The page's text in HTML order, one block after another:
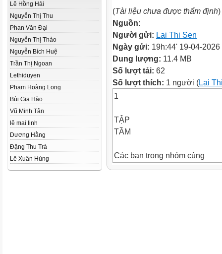
Lê Hồng Hải
Nguyễn Thị Thu
Phan Văn Đại
Nguyễn Thị Thảo
Nguyễn Bích Huệ
Trần Thị Ngoan
Lethiduyen
Phạm Hoàng Long
Bùi Gia Hào
Vũ Minh Tân
lê mai linh
Dương Hằng
Đặng Thu Trà
Lê Xuân Hùng
(Tài liệu chưa được thẩm định)
Nguồn:
Người gửi: Lai Thi Sen
Ngày gửi: 19h:44' 19-04-2026
Dung lượng: 11.4 MB
Số lượt tải: 62
Số lượt thích: 1 người (Lai
1
TẬP
TẦM
Các bạn trong nhóm cùng